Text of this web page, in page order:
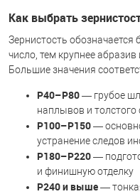
Как выбрать
Зернистость
число, тем крупнее
Большие значения
P40–P80— грубое
наплывов и толстого
P100–P150—
устранение следов
P180–P220—
и финишную отделку
P240 и выше—